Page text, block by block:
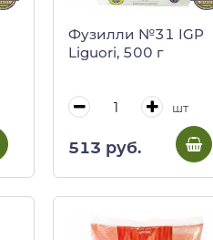
Фузилли №31 IGP
Liguori, 500 г
шт
513 руб.